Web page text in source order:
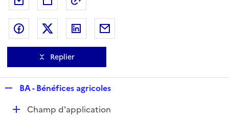
Partager sur Facebook
Partager sur Twitter
Partager sur LinkedIn
Replier
p
BA - Bénéfices agricoles
DChamp d'application